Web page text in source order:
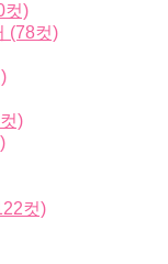
컷)
(78컷)
)
컷)